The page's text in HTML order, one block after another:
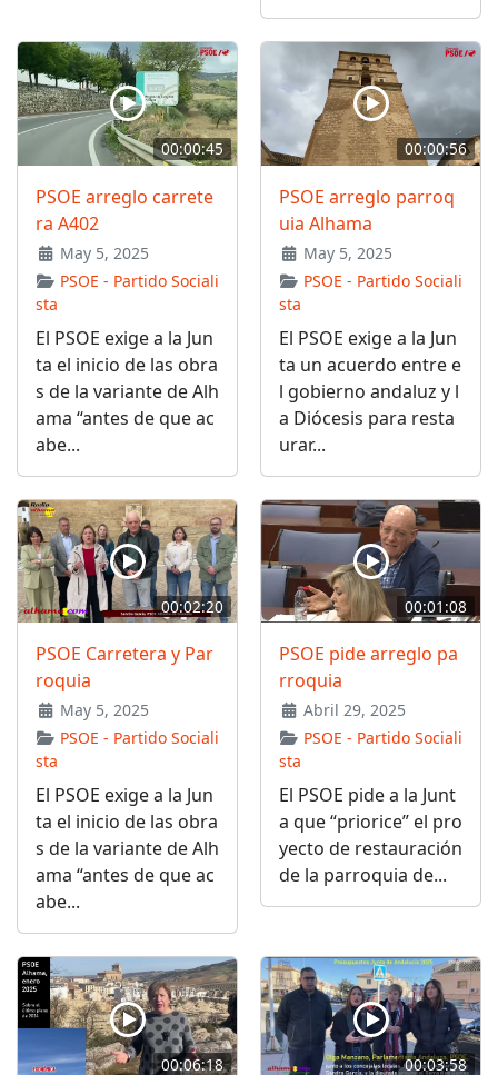
00:00:45
PSOE arreglo carrete
ra A402
May 5, 2025
PSOE - Partido Sociali
sta
El PSOE exige a la Jun
ta el inicio de las obra
s de la variante de Alh
ama “antes de que ac
abe...
00:00:56
PSOE arreglo parroq
uia Alhama
May 5, 2025
PSOE - Partido Sociali
sta
El PSOE exige a la Jun
ta un acuerdo entre e
l gobierno andaluz y l
a Diócesis para resta
urar...
00:02:20
PSOE Carretera y Par
roquia
May 5, 2025
PSOE - Partido Sociali
sta
El PSOE exige a la Jun
ta el inicio de las obra
s de la variante de Alh
ama “antes de que ac
abe...
00:01:08
PSOE pide arreglo pa
rroquia
Abril 29, 2025
PSOE - Partido Sociali
sta
El PSOE pide a la Junt
a que “priorice” el pro
yecto de restauración
de la parroquia de...
00:06:18 00:03:58